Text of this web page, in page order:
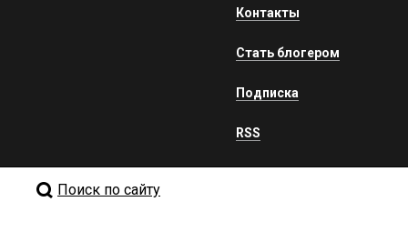
Контакты
Стать блогером
Подписка
RSS
Поиск по сайту